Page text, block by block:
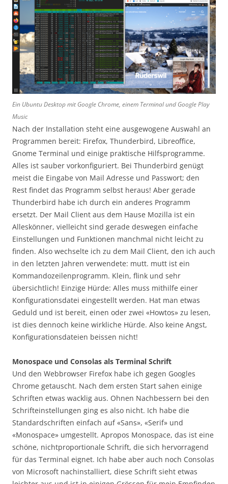
Ein Ubuntu Desktop mit Google Chrome, einem Terminal und Google Play
Music
Nach der Installation steht eine ausgewogene Auswahl an
Programmen bereit: Firefox, Thunderbird, Libreoffice,
Gnome Terminal und einige praktische Hilfsprogramme.
Alles ist sauber vorkonfiguriert. Bei Thunderbird genügt
meist die Eingabe von Mail Adresse und Passwort; den
Rest findet das Programm selbst heraus! Aber gerade
Thunderbird habe ich durch ein anderes Programm
ersetzt. Der Mail Client aus dem Hause Mozilla ist ein
Alleskönner, vielleicht sind gerade deswegen einfache
Einstellungen und Funktionen manchmal nicht leicht zu
finden. Also wechselte ich zu dem Mail Client, den ich auch
in den letzten Jahren verwendete: mutt. mutt ist ein
Kommandozeilenprogramm. Klein, flink und sehr
übersichtlich! Einzige Hürde: Alles muss mithilfe einer
Konfigurationsdatei eingestellt werden. Hat man etwas
Geduld und ist bereit, einen oder zwei «Howtos» zu lesen,
ist dies dennoch keine wirkliche Hürde. Also keine Angst,
Konfigurationsdateien beissen nicht!
Monospace und Consolas als Terminal Schrift
Und den Webbrowser Firefox habe ich gegen Googles
Chrome getauscht. Nach dem ersten Start sahen einige
Schriften etwas wacklig aus. Ohnen Nachbessern bei den
Schrifteinstellungen ging es also nicht. Ich habe die
Standardschriften einfach auf «Sans», «Serif» und
«Monospace» umgestellt. Apropos Monospace, das ist eine
schöne, nichtproportionale Schrift, die sich hervorragend
für das Terminal eignet. Ich habe aber auch noch Consolas
von Microsoft nachinstalliert, diese Schrift sieht etwas